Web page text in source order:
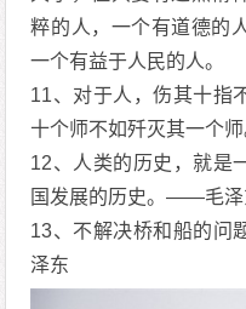
粹的人，一个有道德的
一个有益于人民的人。
11、对于人，伤其十指
十个师不如歼灭其一个师
12、人类的历史，就是
国发展的历史。——毛泽
13、不解决桥和船的
泽东